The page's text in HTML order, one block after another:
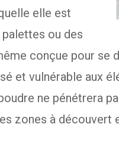
elle est
ou des
conçue pour se
et vulnérable aux
ne pénétrera
zones à découvert